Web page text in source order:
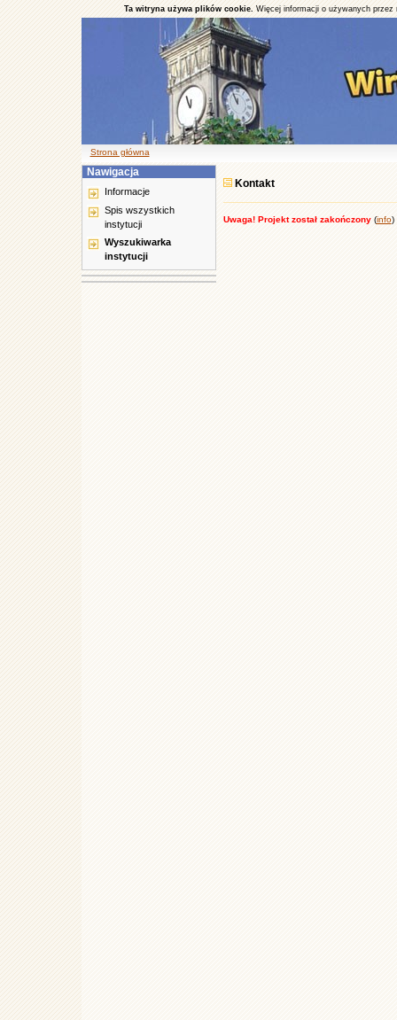
Ta witryna używa plików cookie. Więcej informacji o używanych
Strona główna
Nawigacja
Informacje
Spis wszystkich
instytucji
Wyszukiwarka
instytucji
Kontakt
Uwaga! Projekt został zakończony(info)